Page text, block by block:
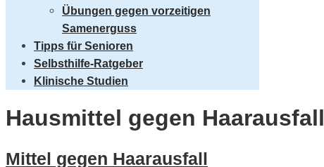
Übungen gegen vorzeitigen
Samenerguss
Tipps für Senioren
Selbsthilfe-Ratgeber
Klinische Studien
Hausmittel gegen Haarausfall
Mittel gegen Haarausfall